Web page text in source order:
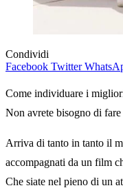
Condividi
Facebook Twitter
Come individuare i
Non avrete bisogno di
Arriva di tanto in tanto il
accompagnati da un film
Che siate nel pieno di un